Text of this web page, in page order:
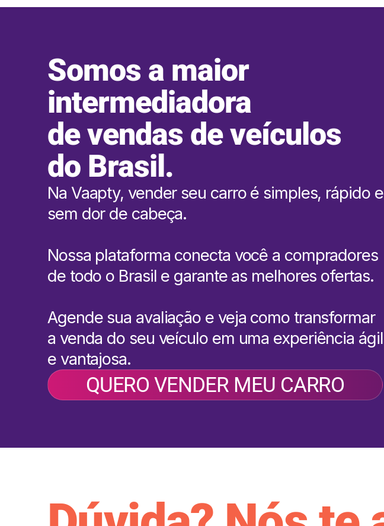
Somos a maior
intermediadora
de vendas de veículos
do Brasil.
Na Vaapty, vender seu carro é simples, rápido e
sem dor de cabeça.
Nossa plataforma conecta você a compradores
de todo o Brasil e garante as melhores ofertas.
Agende sua avaliação e veja como transformar
a venda do seu veículo em uma experiência ágil
e vantajosa.
QUERO VENDER MEU CARRO